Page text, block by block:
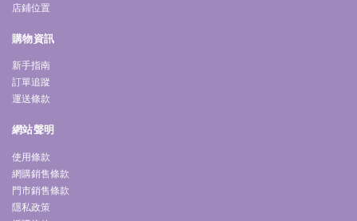
店鋪位置
購物資訊
新手指南
訂單追蹤
運送條款
網站聲明
使用條款
網購銷售條款
門市銷售條款
隱私政策